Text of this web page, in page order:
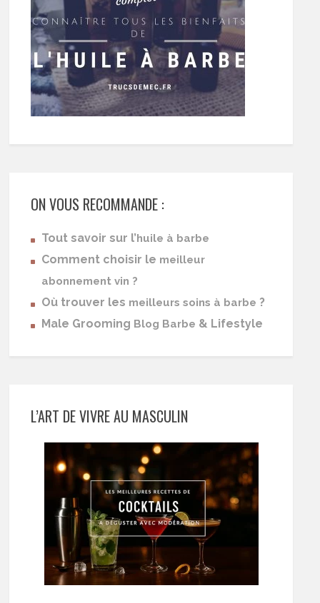
ON VOUS RECOMMANDE :
Tout savoir sur l’ huile à barbe
Comment choisir le meilleur
abonnement vin ?
Où trouver les meilleurs soins à barbe ?
Male Grooming Blog Barbe & Lifestyle
L’ART DE VIVRE AU MASCULIN